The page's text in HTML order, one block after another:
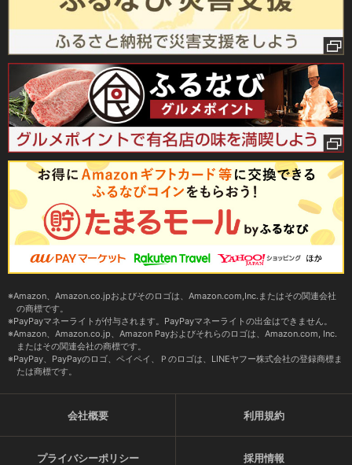
Amazon、Amazon.co.jpおよびそのロゴは、Amazon.com,Inc.またはその関連会社
の商標です。
PayPayマネーライトが付与されます。PayPayマネーライトの出金はできません。
Amazon、Amazon.co.jp、Amazon Payおよびそれらのロゴは、Amazon.com, Inc.
またはその関連会社の商標です。
PayPay、PayPayのロゴ、ペイペイ、Ｐのロゴは、LINEヤフー株式会社の登録商標ま
たは商標です。
会社概要 利用規約
プライバシーポリシー 採用情報